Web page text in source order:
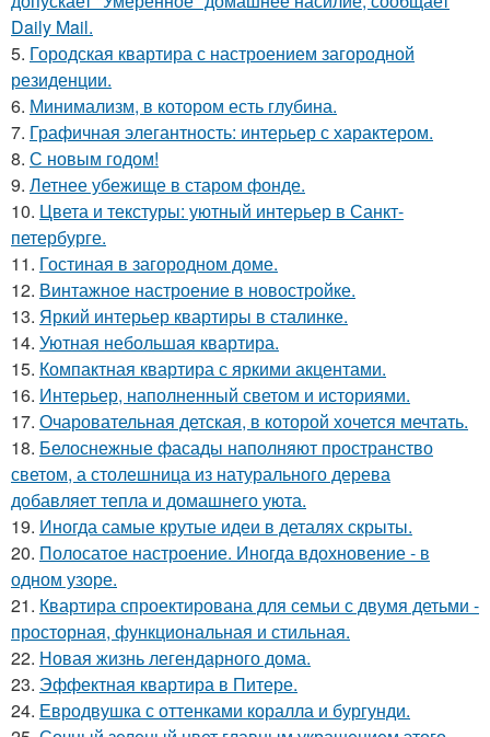
Daily Mail.
5. Городская квартира с настроением загородной
резиденции.
6. Минимализм, в котором есть глубина.
7. Графичная элегантность: интерьер с характером.
8. С новым годом!
9. Летнее убежище в старом фонде.
10. Цвета и текстуры: уютный интерьер в Санкт-
петербурге.
11. Гостиная в загородном доме.
12. Винтажное настроение в новостройке.
13. Яркий интерьер квартиры в сталинке.
14. Уютная небольшая квартира.
15. Компактная квартира с яркими акцентами.
16. Интерьер, наполненный светом и историями.
17. Очаровательная детская, в которой хочется мечтать.
18. Белоснежные фасады наполняют пространство
светом, а столешница из натурального дерева
добавляет тепла и домашнего уюта.
19. Иногда самые крутые идеи в деталях скрыты.
20. Полосатое настроение. Иногда вдохновение - в
одном узоре.
21. Квартира спроектирована для семьи с двумя детьми -
просторная, функциональная и стильная.
22. Новая жизнь легендарного дома.
23. Эффектная квартира в Питере.
24. Евродвушка с оттенками коралла и бургунди.